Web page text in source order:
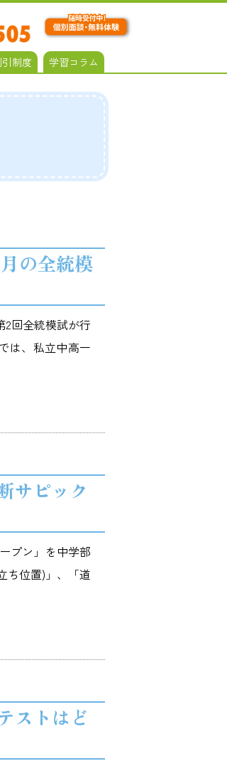
制度 学習コラム
の全統模
2回全統模試が行
は、私立中高一
サピック
プン」を中学部
ち位置)」、「道
ストはど